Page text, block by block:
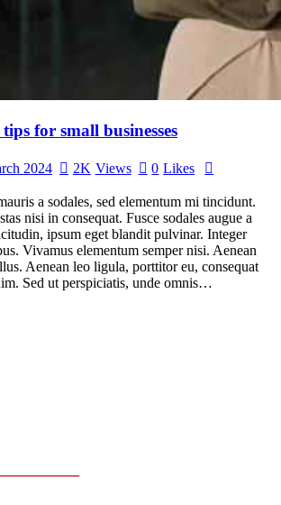
for small businesses
2024 2K Views 0 Likes
a sodales, sed elementum mi tincidunt.
nisi in consequat. Fusce sodales augue a
ipsum eget blandit pulvinar. Integer
Vivamus elementum semper nisi. Aenean
Aenean leo ligula, porttitor eu, consequat
Sed ut perspiciatis, unde omnis…